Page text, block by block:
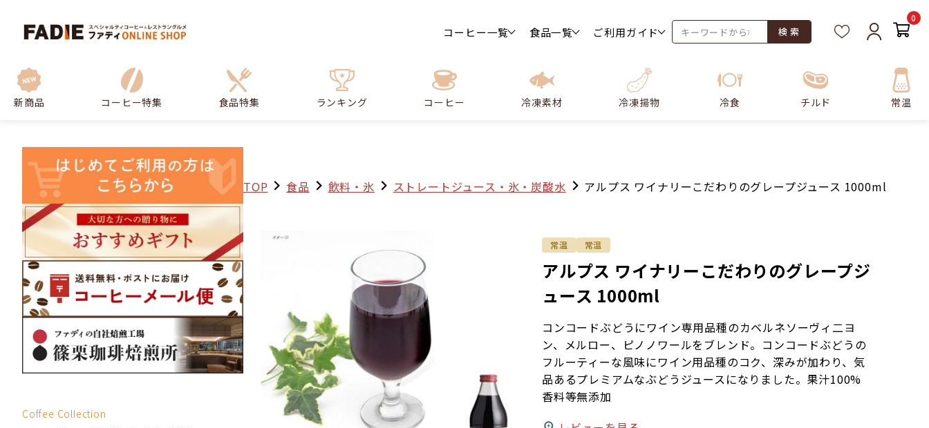
コーヒー一覧 食品一覧 ご利用ガイド 検 索
0
新商品 コーヒー特集 食品特集 ランキング コーヒー 冷凍素材 冷凍揚物 冷食 チルド 常温
Coffee Collection
TOP 食品 飲料・氷 ストレートジュース・氷・炭酸水 アルプス ワイナリーこだわりのグレープジュース 1000ml
アルプス ワイナリーこだわりのグレープジ
ュース 1000ml
コンコードぶどうにワイン専用品種のカベルネソーヴィ二ヨ
ン、メルロー、ピノノワールをブレンド。コンコードぶどうの
フルーティーな風味にワイン用品種のコク、深みが加わり、気
品あるプレミアムなぶどうジュースになりました。果汁100%
香料等無添加
常温 常温